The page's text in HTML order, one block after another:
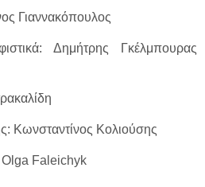
Γιαννακόπουλος
Δημήτρης Γκέλμπουρας
Κωνσταντίνος Κολιούσης
Olga Faleichyk